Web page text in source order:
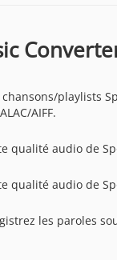
playlists
AIFF.
qualité audio de
qualité audio de
les paroles